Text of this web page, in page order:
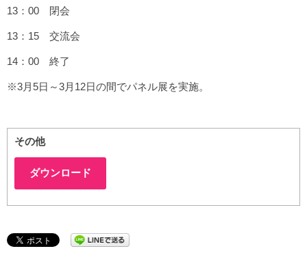
13：00 閉会
13：15 交流会
14：00 終了
※3月5日～3月12日の間でパネル展を実施。
その他
ダウンロード